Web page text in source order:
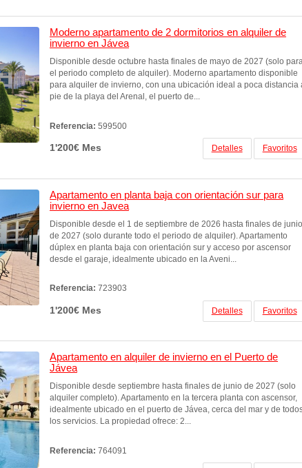
Moderno apartamento de 2 dormitorios en alquiler de
invierno en Jávea
Disponible desde octubre hasta finales de mayo de 2027 (solo
el periodo completo de alquiler). Moderno apartamento disponible
para alquiler de invierno, con una ubicación ideal a poca distancia
pie de la playa del Arenal, el puerto de...
Referencia: 599500
1'200€ Mes Detalles Favoritos
Apartamento en planta baja con orientación sur para
invierno en Javea
Disponible desde el 1 de septiembre de 2026 hasta finales de junio
de 2027 (solo durante todo el periodo de alquiler). Apartamento
dúplex en planta baja con orientación sur y acceso por ascensor
desde el garaje, idealmente ubicado en la Aveni...
Referencia: 723903
1'200€ Mes Detalles Favoritos
Apartamento en alquiler de invierno en el Puerto de
Jávea
Disponible desde septiembre hasta finales de junio de 2027 (solo
alquiler completo). Apartamento en la tercera planta con ascensor,
idealmente ubicado en el puerto de Jávea, cerca del mar y de
los servicios. La propiedad ofrece: 2...
Referencia: 764091